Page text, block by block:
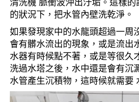
的狀況下，把水管內壁洗乾淨。
如果發現家中的水龍頭超過一周
會有髒水流出的現象，或是流出
水器有時候點不著，或是等很久
洗過水塔之後，水中還是會有沉
水管產生沉積物，這時候就需要